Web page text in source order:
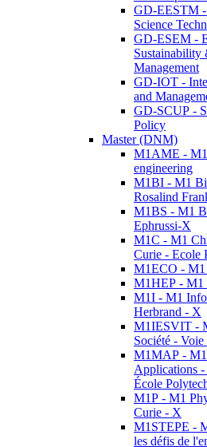
GD-EESTM -
Science
GD-ESEM -
Sustainability
Management
GD-IOT -
and
GD-SCUP -
Policy
Master (DNM)
M1AME - M1
engineering
M1BI - M1
Rosalind
M1BS - M1
Ephrussi-X
M1C - M1
Curie - Ecole
M1ECO - M1
M1HEP - M1
M1I - M1
Herbrand - X
M1IESVIT -
Société -
M1MAP - M1
Applications -
École
M1P - M1
Curie - X
M1STEPE -
les défis de